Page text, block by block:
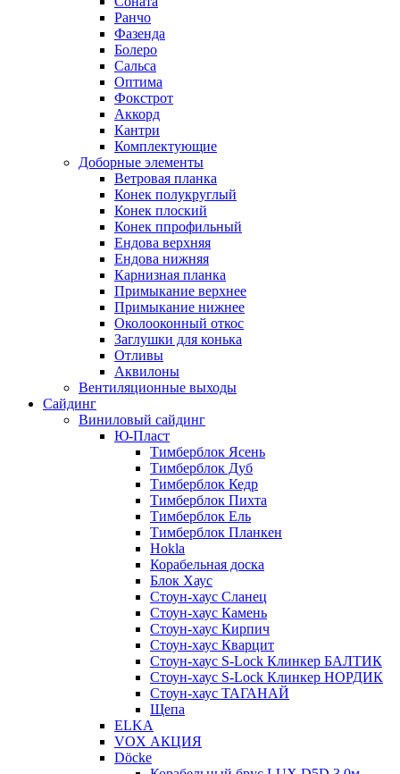
Ранчо
Фазенда
Болеро
Сальса
Оптима
Фокстрот
Аккорд
Кантри
Комплектующие
Доборные элементы
Ветровая планка
Конек полукруглый
Конек плоский
Конек ппрофильный
Ендова верхняя
Ендова нижняя
Карнизная планка
Примыкание верхнее
Примыкание нижнее
Околооконный откос
Заглушки для конька
Отливы
Аквилоны
Вентиляционные выходы
Сайдинг
Виниловый сайдинг
Ю-Пласт
Тимберблок Ясень
Тимберблок Дуб
Тимберблок Кедр
Тимберблок Пихта
Тимберблок Ель
Тимберблок Планкен
Hokla
Корабельная доска
Блок Хаус
Стоун-хаус Сланец
Стоун-хаус Камень
Стоун-хаус Кирпич
Стоун-хаус Кварцит
Стоун-хаус S-Lock Клинкер БАЛТИК
Стоун-хаус S-Lock Клинкер НОРДИК
Стоун-хаус ТАГАНАЙ
Щепа
ELKA
VOX АКЦИЯ
Döcke